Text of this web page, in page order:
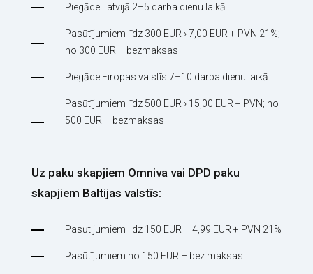
Piegāde Latvijā 2–5 darba dienu laikā
Pasūtījumiem līdz 300 EUR › 7,00 EUR + PVN 21%;
no 300 EUR – bezmaksas
Piegāde Eiropas valstīs 7–10 darba dienu laikā
Pasūtījumiem līdz 500 EUR › 15,00 EUR + PVN; no
500 EUR – bezmaksas
Uz paku skapjiem Omniva vai DPD paku
skapjiem Baltijas valstīs:
Pasūtījumiem līdz 150 EUR – 4,99 EUR + PVN 21%
Pasūtījumiem no 150 EUR – bez maksas